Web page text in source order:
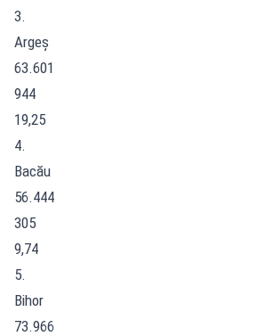
3.
Argeș
63.601
944
19,25
4.
Bacău
56.444
305
9,74
5.
Bihor
73.966